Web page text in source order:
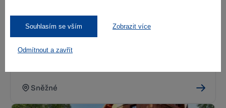
Souhlasím se vším Zobrazit více
Odmítnout a zavřít
Sněžné